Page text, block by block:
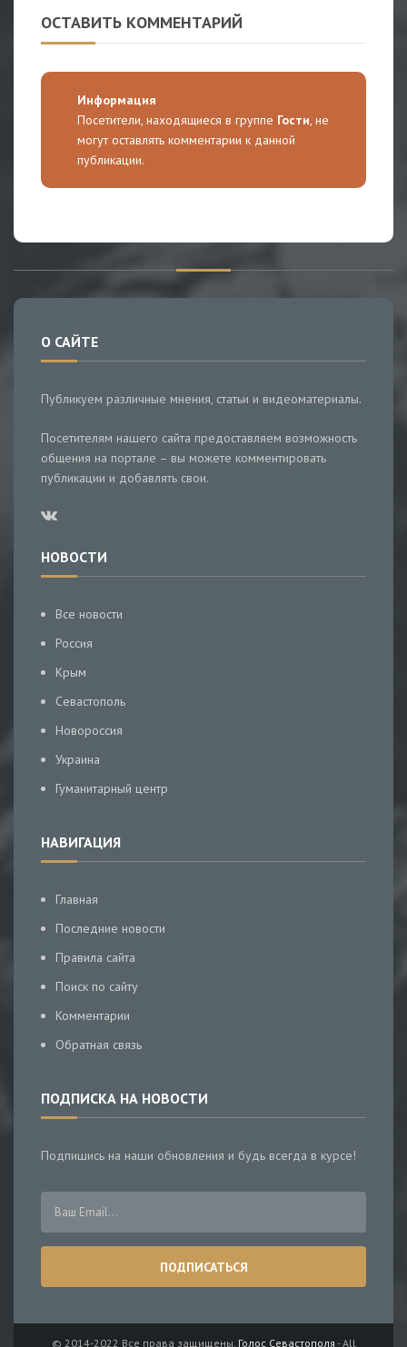
ОСТАВИТЬ КОММЕНТАРИЙ
Информация
Посетители, находящиеся в группе Гости , не
могут оставлять комментарии к данной
публикации.
О САЙТЕ
Публикуем различные мнения, статьи и видеоматериалы.
Посетителям нашего сайта предоставляем возможность
общения на портале – вы можете комментировать
публикации и добавлять свои.
НОВОСТИ
Все новости
Россия
Крым
Севастополь
Новороссия
Украина
Гуманитарный центр
НАВИГАЦИЯ
Главная
Последние новости
Правила сайта
Поиск по сайту
Комментарии
Обратная связь
ПОДПИСКА НА НОВОСТИ
Подпишись на наши обновления и будь всегда в курсе!
© 2014-2022 Все права защищены. Голос Севастополя - All